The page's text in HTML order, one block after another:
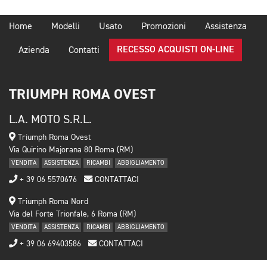
Home Modelli Usato Promozioni Assistenza
Azienda Contatti RECESSO ACQUISTI ON-LINE
TRIUMPH ROMA OVEST
L.A. MOTO S.R.L.
Triumph Roma Ovest
Via Quirino Majorana 80 Roma (RM)
VENDITA ASSISTENZA RICAMBI ABBIGLIAMENTO
+ 39 06 5570676 CONTATTACI
Triumph Roma Nord
Via del Forte Trionfale, 6 Roma (RM)
VENDITA ASSISTENZA RICAMBI ABBIGLIAMENTO
+ 39 06 69403586 CONTATTACI